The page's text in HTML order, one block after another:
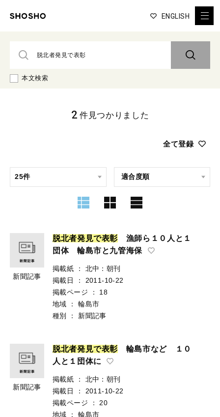
ENGLISH
本文検索
全て登録
2 件見つかりました
新聞記事
脱北者発 見で表彰 漁師ら１０人と１
団体 輪島市と九管海保
掲載紙 ：
北中：朝刊
掲載日
：
2011-10-22
掲載ページ
：
18
地域
：
輪島市
種別
： 新聞記事
新聞記事
脱北者発 見で表彰 輪島市など １０
人と１団体に
掲載紙 ：
北中：朝刊
掲載日
：
2011-10-22
掲載ページ
：
20
地域
：
輪島市